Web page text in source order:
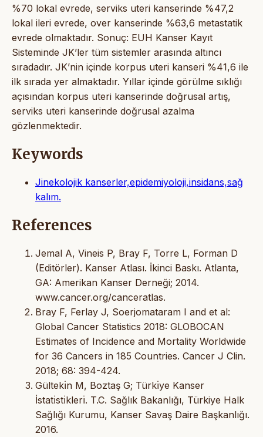
%70 lokal evrede, serviks uteri kanserinde %47,2
lokal ileri evrede, over kanserinde %63,6 metastatik
evrede olmaktadır. Sonuç: EUH Kanser Kayıt
Sisteminde JK’ler tüm sistemler arasında altıncı
sıradadır. JK’nin içinde korpus uteri kanseri %41,6 ile
ilk sırada yer almaktadır. Yıllar içinde görülme sıklığı
açısından korpus uteri kanserinde doğrusal artış,
serviks uteri kanserinde doğrusal azalma
gözlenmektedir.
Keywords
Jinekolojik kanserler,epidemiyoloji,insidans,sağ
kalım.
References
Jemal A, Vineis P, Bray F, Torre L, Forman D
(Editörler). Kanser Atlası. İkinci Baskı. Atlanta,
GA: Amerikan Kanser Derneği; 2014.
www.cancer.org/canceratlas.
Bray F, Ferlay J, Soerjomataram I and et al:
Global Cancer Statistics 2018: GLOBOCAN
Estimates of Incidence and Mortality Worldwide
for 36 Cancers in 185 Countries. Cancer J Clin.
2018; 68: 394-424.
Gültekı̇n M, Boztaş G; Türkı̇ye Kanser
İstatı̇stı̇klerı̇. T.C. Sağlık Bakanlığı, Türkiye Halk
Sağlığı Kurumu, Kanser Savaş Daire Başkanlığı.
2016.